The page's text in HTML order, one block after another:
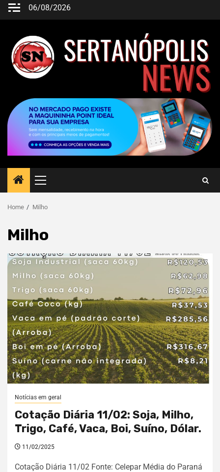
06/08/2026
Home Milho
Milho
Notícias em geral
Cotação Diária 11/02: Soja, Milho,
Trigo, Café, Vaca, Boi, Suíno, Dólar.
11/02/2025
Cotação Diária 11/02 Fonte: Celepar Média do Paraná